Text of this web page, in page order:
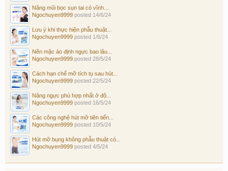
Nâng mũi bọc sụn tai có vĩnh...
Ngochuyen9999 posted 14/6/24
Lưu ý khi thực hiện phẫu thuật...
Ngochuyen9999 posted 1/6/24
Nên mặc áo định ngực bao lâu...
Ngochuyen9999 posted 28/5/24
Cách hạn chế mỡ tích tụ sau hút...
Ngochuyen9999 posted 22/5/24
Nâng ngực phù hợp nhất ở độ...
Ngochuyen9999 posted 16/5/24
Các công nghệ hút mỡ tiên tiến...
Ngochuyen9999 posted 10/5/24
Hút mỡ bụng không phẫu thuật có...
Ngochuyen9999 posted 4/5/24